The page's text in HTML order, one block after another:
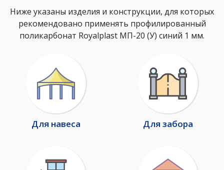
Ниже указаны изделия и конструкции, для которых
рекомендовано применять профилированный
поликарбонат Royalplast МП-20 (У) синий 1 мм.
Для навеса Для забора